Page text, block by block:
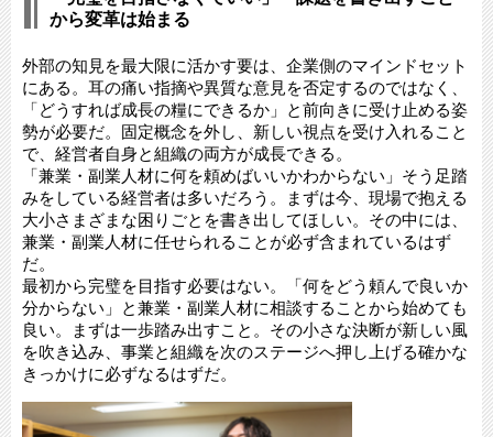
から変革は始まる
外部の知見を最大限に活かす要は、企業側のマインドセット
にある。耳の痛い指摘や異質な意見を否定するのではなく、
「どうすれば成長の糧にできるか」と前向きに受け止める姿
勢が必要だ。固定概念を外し、新しい視点を受け入れること
で、経営者自身と組織の両方が成長できる。
「兼業・副業人材に何を頼めばいいかわからない」そう足踏
みをしている経営者は多いだろう。まずは今、現場で抱える
大小さまざまな困りごとを書き出してほしい。その中には、
兼業・副業人材に任せられることが必ず含まれているはず
だ。
最初から完璧を目指す必要はない。「何をどう頼んで良いか
分からない」と兼業・副業人材に相談することから始めても
良い。まずは一歩踏み出すこと。その小さな決断が新しい風
を吹き込み、事業と組織を次のステージへ押し上げる確かな
きっかけに必ずなるはずだ。